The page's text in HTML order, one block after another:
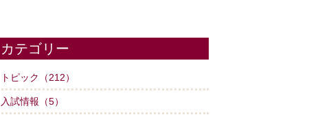
カテゴリー
トピック（212）
入試情報（5）